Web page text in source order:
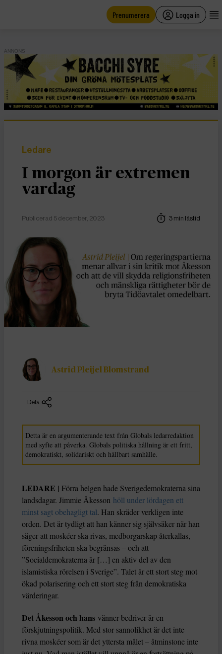
Prenumerera Logga in
ANNONS
Ledare
I morgon är extremen
vardag
Publicerad 5 december, 2023 3 min lästid
Astrid Pleijel Blomstrand
Dela
Detta är en argumenterande text från Globals ledarredaktion
med syfte att påverka. Globals politiska hållning är ett fritt,
demokratiskt, solidariskt och hållbart samhälle.
LEDARE | Förra helgen hade Sverigedemokraterna sina
landsdagar. Jimmie Åkesson höll under lördagen ett
minst sagt obehagligt tal. Han skräder verkligen inte
orden. Det är tydligt att han känner sig självsäker när han
säger att moskéer ska rivas, medborgarskap återkallas,
föreningsfriheten ska begränsas – och att
”Socialdemokraterna är […] en aktiv del av den
islamistiska rörelsen i Sverige”. Talet är ett stort steg mot
ökad polarisering och ett stort steg från demokratiska
värderingar.
Det Åkesson och hans vänner bedriver är en
förskjutningspolitik. Med stor sannolikhet är det inte
rivna moskéer som är det yttersta målet – åtminstone inte